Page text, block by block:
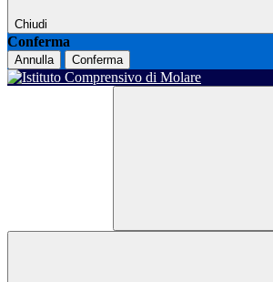
Chiudi
Conferma
Annulla Conferma